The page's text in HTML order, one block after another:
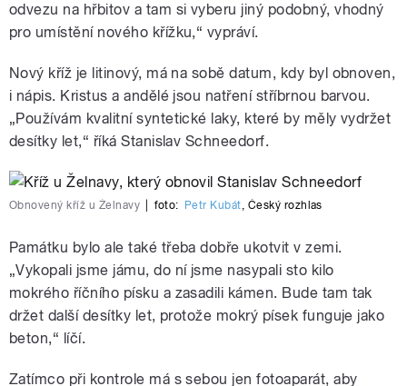
odvezu na hřbitov a tam si vyberu jiný podobný, vhodný
pro umístění nového křížku,“ vypráví.
Nový kříž je litinový, má na sobě datum, kdy byl obnoven,
i nápis. Kristus a andělé jsou natření stříbrnou barvou.
„Používám kvalitní syntetické laky, které by měly vydržet
desítky let,“ říká Stanislav Schneedorf.
Obnovený kříž u Želnavy foto: Petr Kubát, Český rozhlas
Památku bylo ale také třeba dobře ukotvit v zemi.
„Vykopali jsme jámu, do ní jsme nasypali sto kilo
mokrého říčního písku a zasadili kámen. Bude tam tak
držet další desítky let, protože mokrý písek funguje jako
beton,“ líčí.
Zatímco při kontrole má s sebou jen fotoaparát, aby